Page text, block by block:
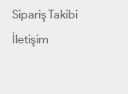
Sipariş Takibi
İletişim